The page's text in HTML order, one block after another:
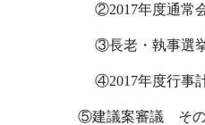
②2017年度通常
③長老・執事選
④2017年度行事
⑤建議案審議 そ